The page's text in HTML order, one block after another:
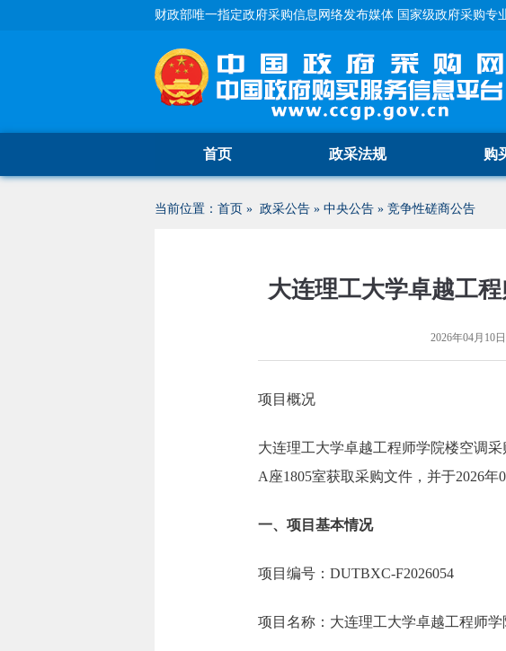
财政部唯一指定政府采购信息网络发布媒体 国家级政府采购专
首页 政采法规 购
当前位置： 首页 » 政采公告 » 中央公告 » 竞争性磋商公告
大连理工大学卓越工
2026年04月10
项目概况
大连理工大学卓越工程师学院楼空调
A座1805室获取采购文件，并于2026年
一、项目基本情况
项目编号：DUTBXC-F2026054
项目名称：大连理工大学卓越工程师